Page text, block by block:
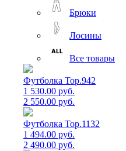
Брюки
Лосины
Все товары
Футболка Top.942
1 530.00 руб.
2 550.00 руб.
Футболка Top.1132
1 494.00 руб.
2 490.00 руб.